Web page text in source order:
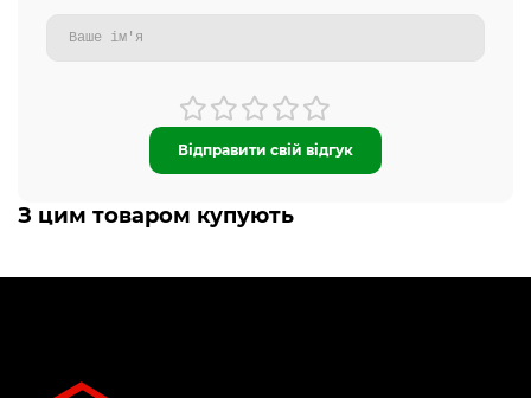
Відправити свій відгук
З цим товаром купують